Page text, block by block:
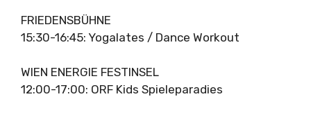
FRIEDENSBÜHNE
15:30-16:45: Yogalates / Dance Workout
WIEN ENERGIE FESTINSEL
12:00-17:00: ORF Kids Spieleparadies